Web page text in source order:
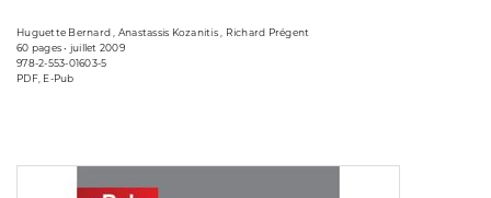
Huguette Bernard , Anastassis Kozanitis , Richard Prégent
60 pages • juillet 2009
978-2-553-01603-5
PDF, E-Pub